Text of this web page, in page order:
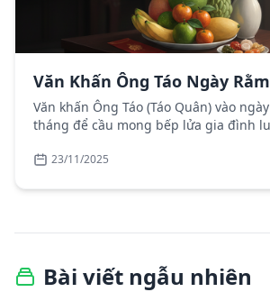
Văn Khấn Ông Táo Ngày Rằm
Văn khấn Ông Táo (Táo Quân) vào
tháng để cầu mong bếp lửa gia đình
23/11/2025
Bài viết ngẫu nhiên